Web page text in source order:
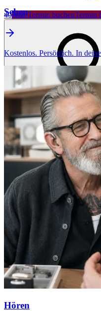
40Jetzt Termin buchenTermin
Sehen
Kostenlos. Persönlich. In
Hören